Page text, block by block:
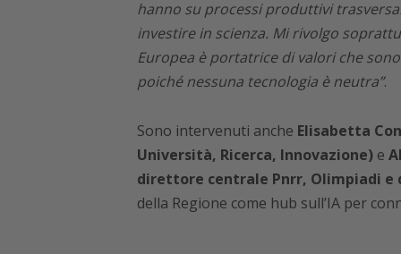
hanno su processi produttivi
investire in scienza. Mi rivolgo
Europea è portatrice di valori che
poiché nessuna tecnologia è neutra”.
Sono intervenuti anche Elisabetta
Università, Ricerca, Innovazione)e
direttore centrale Pnrr, Olimpiadi
della Regione come hub sull’IA per